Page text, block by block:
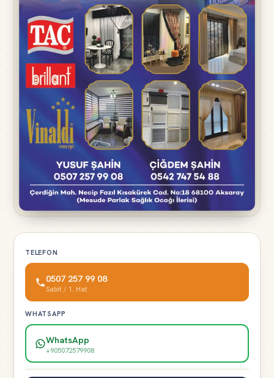
TELEFON
0507 257 99 08
Sabit / 1. Hat
WHATSAPP
WhatsApp
+905072579908